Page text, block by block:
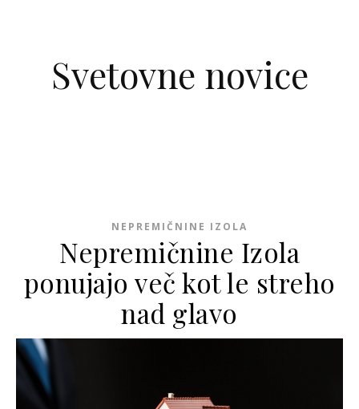
Svetovne novice
NEPREMIČNINE IZOLA
Nepremičnine Izola
ponujajo več kot le streho
nad glavo